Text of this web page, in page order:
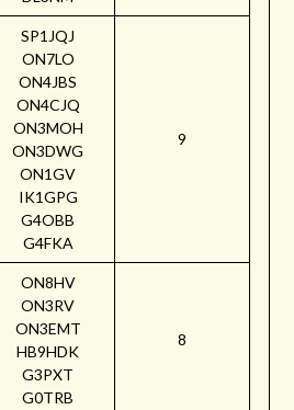
SP1JQJ
ON7LO
ON4JBS
ON4CJQ
ON3MOH
ON3DWG
ON1GV
IK1GPG
G4OBB
G4FKA
9
ON8HV
ON3RV
ON3EMT
HB9HDK
G3PXT
G0TRB
8